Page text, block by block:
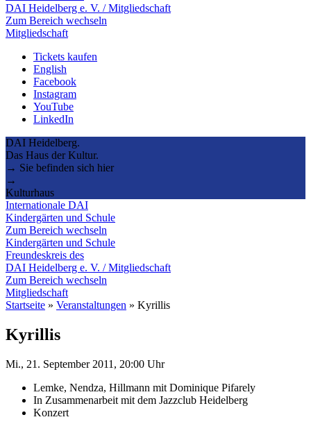
DAI Heidelberg e. V. / Mitgliedschaft
Zum Bereich wechseln
Mitgliedschaft
Tickets kaufen
English
Facebook
Instagram
YouTube
LinkedIn
DAI Heidelberg.
Das Haus der Kultur.
→ Sie befinden sich hier
→
Kulturhaus
Internationale DAI
Kindergärten und Schule
Zum Bereich wechseln
Kindergärten und Schule
Freundeskreis des
DAI Heidelberg e. V. / Mitgliedschaft
Zum Bereich wechseln
Mitgliedschaft
Startseite » Veranstaltungen » Kyrillis
Kyrillis
Mi., 21. September 2011, 20:00 Uhr
Lemke, Nendza, Hillmann mit Dominique Pifarely
In Zusammenarbeit mit dem Jazzclub Heidelberg
Konzert